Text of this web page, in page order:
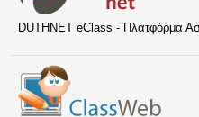
DUTHNET eClass - Πλατφόρμα